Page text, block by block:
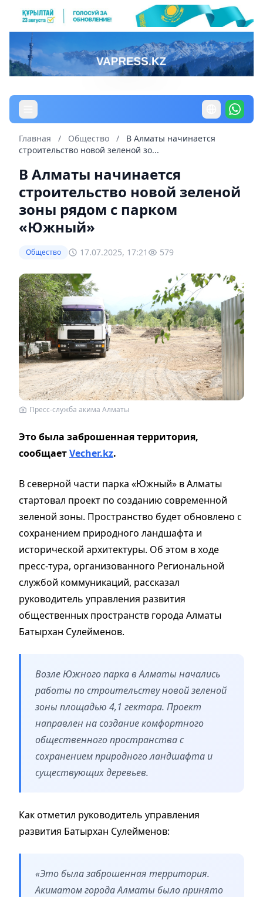
Главная / Общество /
В Алматы начинается
строительство новой зеленой зо...
В Алматы начинается
строительство новой зеленой
зоны рядом с парком
«Южный»
Общество 17.07.2025, 17:21 579
Пресс-служба акима Алматы
Это была заброшенная территория,
сообщаетVecher.kz.
В северной части парка «Южный» в Алматы
стартовал проект по созданию современной
зеленой зоны. Пространство будет обновлено с
сохранением природного ландшафта и
исторической архитектуры. Об этом в ходе
пресс-тура, организованного Региональной
службой коммуникаций, рассказал
руководитель управления развития
общественных пространств города Алматы
Батырхан Сулейменов.
Возле Южного парка в Алматы начались
работы по строительству новой зеленой
зоны площадью 4,1 гектара. Проект
направлен на создание комфортного
общественного пространства с
сохранением природного ландшафта и
существующих деревьев.
Как отметил руководитель управления
развития Батырхан Сулейменов:
«Это была заброшенная территория.
Акиматом города Алматы было принято